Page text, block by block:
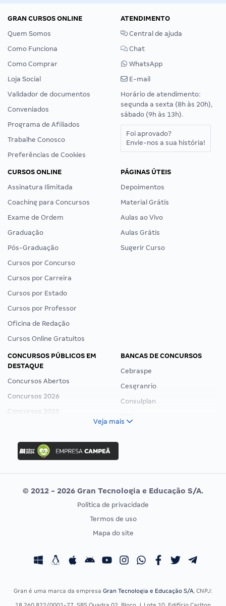
GRAN CURSOS ONLINE
Quem Somos
Como Funciona
Como Comprar
Loja Social
Validador de documentos
Conveniados
Programa de Afiliados
Trabalhe Conosco
Preferências de Cookies
ATENDIMENTO
Central de ajuda
Chat
WhatsApp
E-mail
Horário de atendimento:
segunda a sexta (8h às 20h),
sábado (9h às 13h).
Foi aprovado?
Envie-nos a sua história!
CURSOS ONLINE
Assinatura Ilimitada
Coaching para Concursos
Exame de Ordem
Graduação
Pós-Graduação
Cursos por Concurso
Cursos por Carreira
Cursos por Estado
Cursos por Professor
Oficina de Redação
Cursos Online Gratuitos
PÁGINAS ÚTEIS
Depoimentos
Material Grátis
Aulas ao Vivo
Aulas Grátis
Sugerir Curso
CONCURSOS PÚBLICOS EM
DESTAQUE
Concursos Abertos
Concursos 2026
Concursos 2025
Concurso Ibama
Concurso MPU
Editais publicados
BANCAS DE CONCURSOS
Cebraspe
Cesgranrio
Consulplan
Vunesp
CONCURSOS POR PROFISSÃO
Concursos Fiscais
EXAME DE ORDEM
Calendário OAB
Veja mais
© 2012 - 2026 Gran Tecnologia e Educação S/A.
Política de privacidade
Termos de uso
Mapa do site
Gran é uma marca da empresa Gran Tecnologia e Educação S/A, CNPJ: